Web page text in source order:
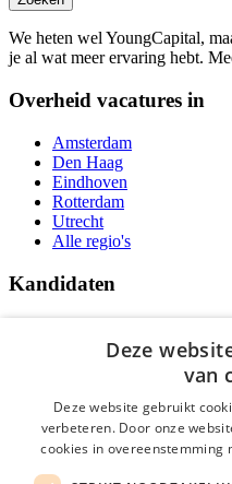
We heten wel YoungCapital,
je al wat meer ervaring hebt.
Overheid vacatures in
Amsterdam
Den Haag
Eindhoven
Rotterdam
Utrecht
Alle regio's
Kandidaten
Vacatures
Over Vacatures
YoungCapital IOS App
YoungCapital Android
Deze
van
Deze website gebruikt
verbeteren. Door onze
cookies in overeenstemming